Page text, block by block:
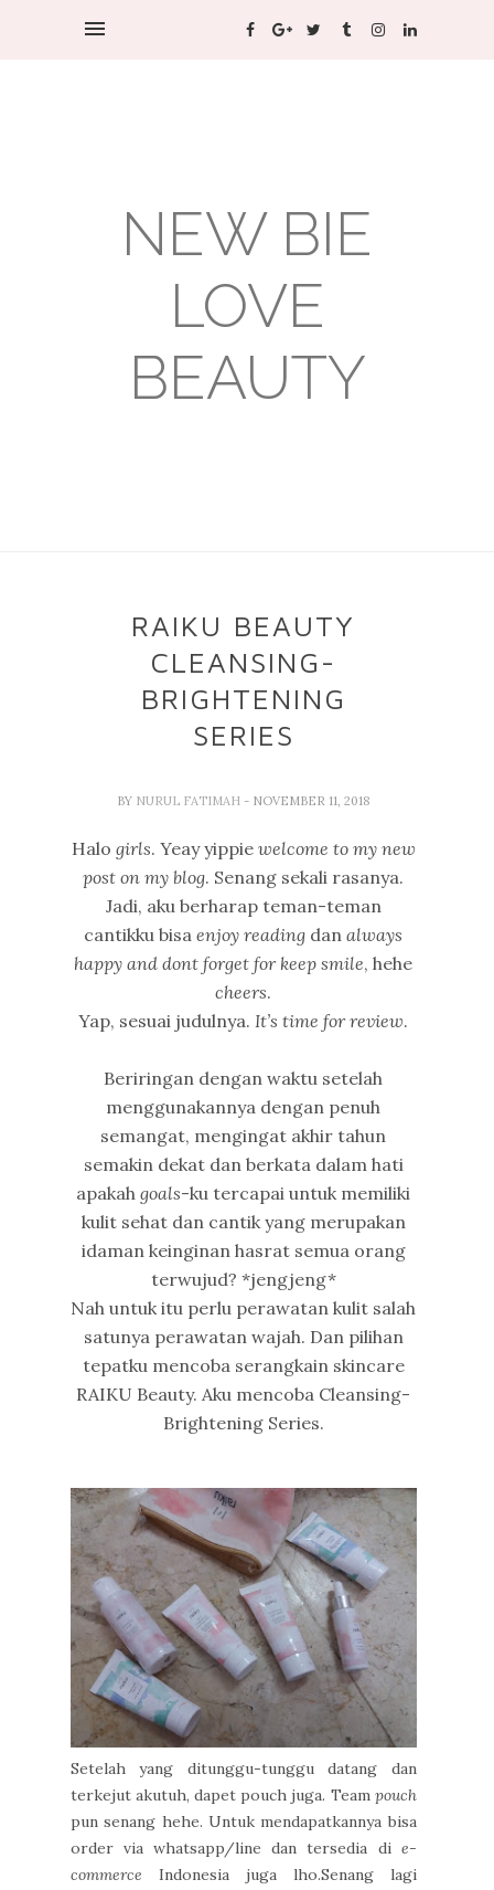
NEW BIE
LOVE
BEAUTY
RAIKU BEAUTY
CLEANSING-
BRIGHTENING
SERIES
BY NURUL FATIMAH - NOVEMBER 11, 2018
Halo girls. Yeay yippie welcome to my new
post on my blog. Senang sekali rasanya.
Jadi, aku berharap teman-teman
cantikku bisa enjoy reading danalways
happy and dont forget for keep smile, hehe
cheers.
Yap, sesuai judulnya.It’s time for review.
Beriringan dengan waktu setelah
menggunakannya dengan penuh
semangat, mengingat akhir tahun
semakin dekat dan berkata dalam hati
apakahgoals-ku tercapai untuk memiliki
kulit sehat dan cantik yang merupakan
idaman keinginan hasrat semua orang
terwujud? *jengjeng*
Nah untuk itu perlu perawatan kulit salah
satunya perawatan wajah. Dan pilihan
tepatku mencoba serangkain skincare
RAIKU Beauty. Aku mencoba Cleansing-
Brightening Series.
Setelah yang ditunggu-tunggu datang dan
terkejut akutuh, dapet pouch juga. Teampouch
pun senang hehe. Untuk mendapatkannya bisa
order via whatsapp/line dan tersedia di e-
commerce Indonesia juga lho.Senang lagi